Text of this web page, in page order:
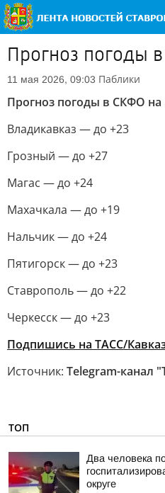
Прогноз погоды
11 мая 2026, 09:03 Паблики
Прогноз погоды в СКФО на
Владикавказ — до +23
Грозный — до +27
Магас — до +24
Махачкала — до +19
Нальчик — до +24
Пятигорск — до +23
Ставрополь — до +22
Черкесск — до +23
Подпишись на ТАСС/
Источник: Telegram-канал
ТОП
Два человека
округе